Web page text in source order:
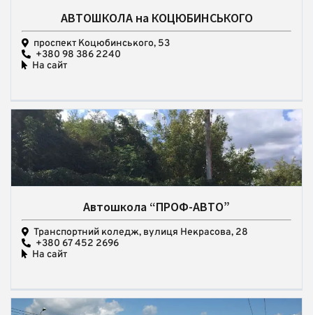
АВТОШКОЛА на КОЦЮБИНСЬКОГО
проспект Коцюбинського, 53
+380 98 386 2240
На сайт
Автошкола “ПРОФ-АВТО”
Транспортний коледж, вулиця Некрасова, 28
+380 67 452 2696
На сайт